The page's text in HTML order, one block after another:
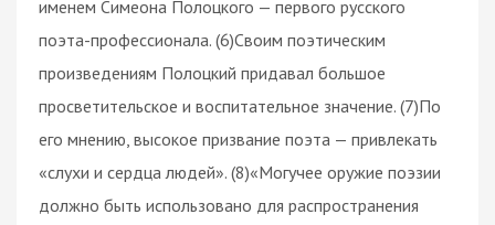
именем Симеона Полоцкого — первого русского
поэта-профессионала. (6)Своим поэтическим
произведениям Полоцкий придавал большое
просветительское и воспитательное значение. (7)По
его мнению, высокое призвание поэта — привлекать
«слухи и сердца людей». (8)«Могучее оружие поэзии
должно быть использовано для распространения